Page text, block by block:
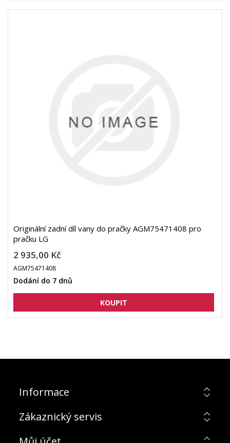
Originální zadní díl vany do pračky AGM75471408 pro
pračku LG
2 935,00 Kč
AGM75471408
Dodání do 7 dnů
Informace
Zákaznický servis